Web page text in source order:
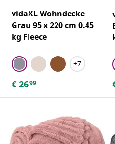
vidaXL Wohndecke
Grau 95 x 220 cm 0.45
kg Fleece
+7
€ 2699